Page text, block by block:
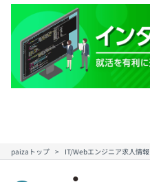
paizaトップ IT/Webエンジニア求人情報